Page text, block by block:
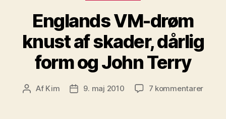
Englands VM-drøm
knust af skader, dårlig
form og John Terry
Indlægsforfatter
Af Kim Indlægsdato
9. maj 2010 7 kommentarertil